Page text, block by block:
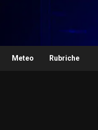
Meteo Rubriche